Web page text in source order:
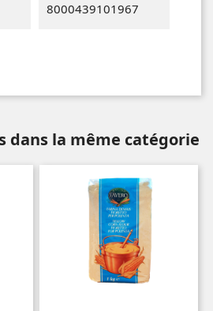
8000439101967
dans la même catégorie